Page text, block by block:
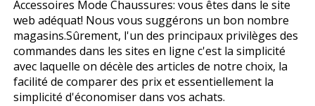
Accessoires Mode Chaussures: vous êtes dans le site
web adéquat! Nous vous suggérons un bon nombre
magasins.Sûrement, l'un des principaux privilèges des
commandes dans les sites en ligne c'est la simplicité
avec laquelle on décèle des articles de notre choix, la
facilité de comparer des prix et essentiellement la
simplicité d'économiser dans vos achats.